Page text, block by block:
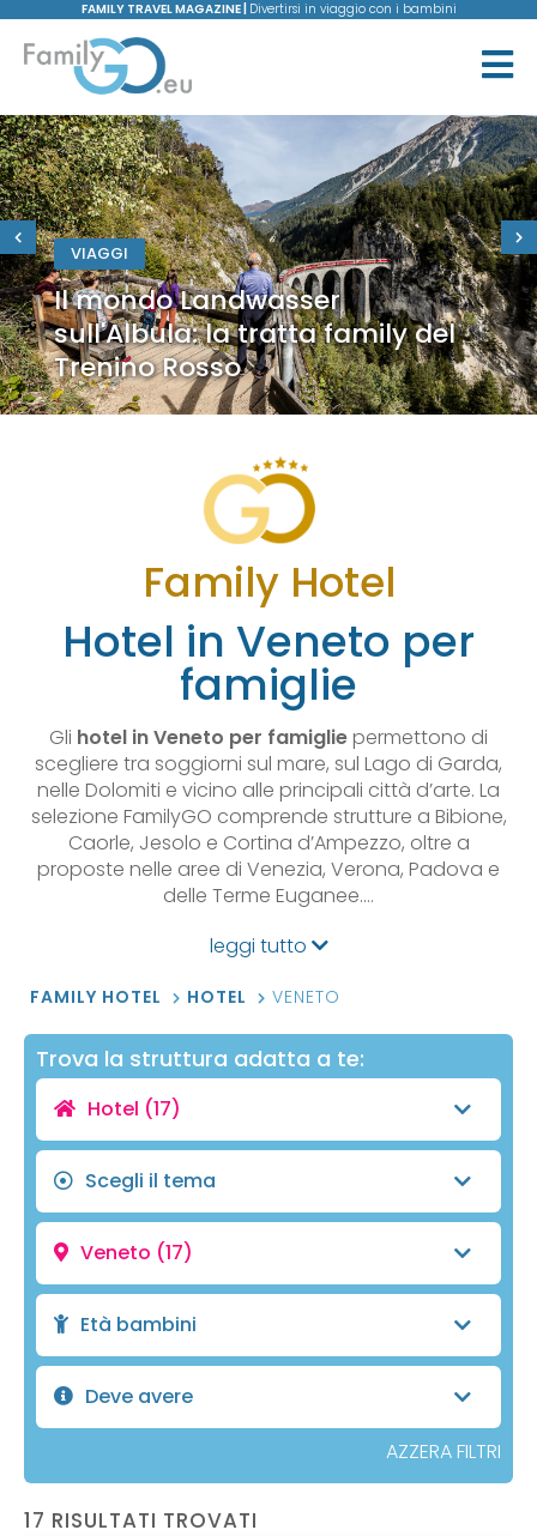
FAMILY TRAVEL MAGAZINE | Divertirsi in viaggio con i bambini
VIAGGI
Il mondo Landwasser
sull'Albula: la tratta family del
Trenino Rosso
Family Hotel
Hotel in Veneto per
famiglie
Gli hotel in Veneto per famigliepermettono di
scegliere tra soggiorni sul mare, sul Lago di Garda,
nelle Dolomiti e vicino alle principali città d’arte. La
selezione FamilyGO comprende strutture a Bibione,
Caorle, Jesolo e Cortina d’Ampezzo, oltre a
proposte nelle aree di Venezia, Verona, Padova e
delle Terme Euganee.…
leggi tutto
FAMILY HOTEL HOTEL VENETO
Trova la struttura adatta a te:
Hotel (17)
Scegli il tema
Veneto (17)
Età bambini
Deve avere
AZZERA FILTRI
17 RISULTATI TROVATI